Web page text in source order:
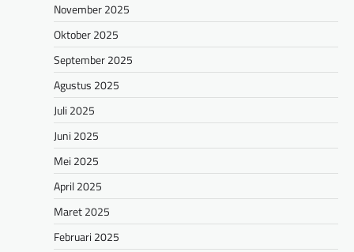
November 2025
Oktober 2025
September 2025
Agustus 2025
Juli 2025
Juni 2025
Mei 2025
April 2025
Maret 2025
Februari 2025